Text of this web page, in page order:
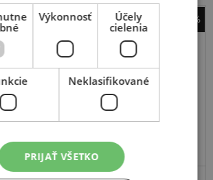
-38%
Bridgestone
Duravis Van Winter
109H
C,Enliten
Výkonnosť
Účely
cielenia
Neklasifikované
PRIJAŤ VŠETKO